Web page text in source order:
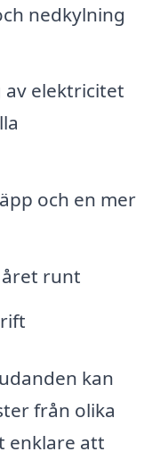
nedkylning
elektricitet
och en mer
runt
kan
från olika
enklare att